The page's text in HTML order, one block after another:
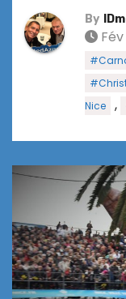
By
Fév
Nice
,